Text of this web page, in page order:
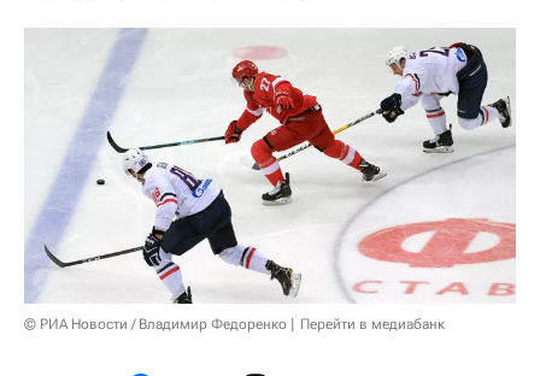
© РИА Новости / Владимир Федоренко Перейти в медиабанк